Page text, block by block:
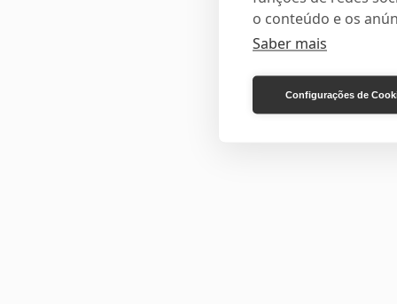
o conteúdo e os
Saber mais
Configurações de